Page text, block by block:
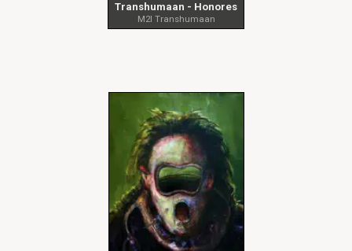
Transhumaan - Honores
M2I Transhumaan